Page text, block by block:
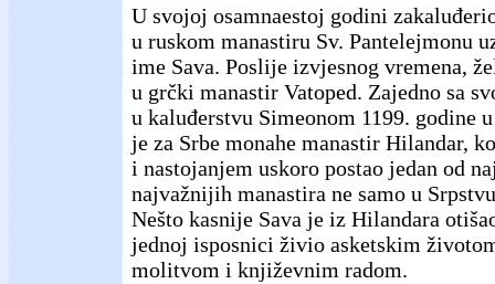
U svojoj osamnaestoj godini
u ruskom manastiru Sv. Pantelejmonu
ime Sava. Poslije izvjesnog vremena,
u grčki manastir Vatoped. Zajedno sa
u kaluđerstvu Simeonom 1199. godine
je za Srbe monahe manastir Hilandar,
i nastojanjem uskoro postao jedan od
najvažnijih manastira ne samo u
Nešto kasnije Sava je iz Hilandara
jednoj isposnici živio asketskim
molitvom i književnim radom.